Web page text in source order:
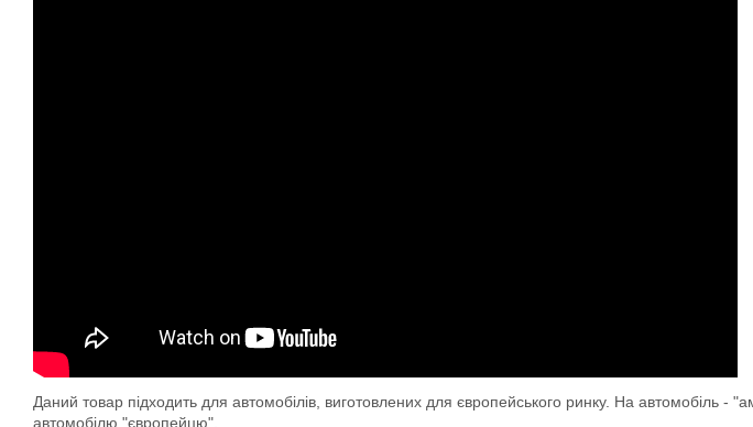
Даний товар підходить для автомобілів, виготовлених для європейського ринку. На автомобіль
автомобілю "європейцю".